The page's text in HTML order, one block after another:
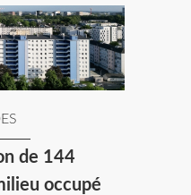
de 144
occupé